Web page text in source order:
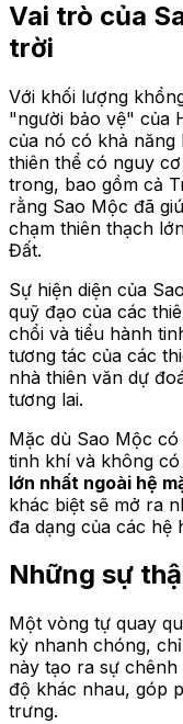
Vai trò của
trời
Với khối lượng
"người bảo vệ" của
của nó có khả
thiên thể có nguy
trong, bao gồm cả
rằng Sao Mộc đã
chạm thiên thạch
Đất.
Sự hiện diện của
quỹ đạo của các
chổi và tiểu hành
tương tác của các
nhà thiên văn dự
tương lai.
Mặc dù Sao Mộc
tinh khí và không
lớn nhất ngoài hệ
khác biệt sẽ mở ra
đa dạng của các hệ
Những sự
Một vòng tự quay
kỳ nhanh chóng,
này tạo ra sự
độ khác nhau, góp
trưng.